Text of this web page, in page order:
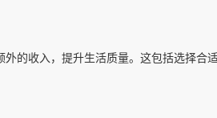
的收入，提升生活质量。这包括选择合